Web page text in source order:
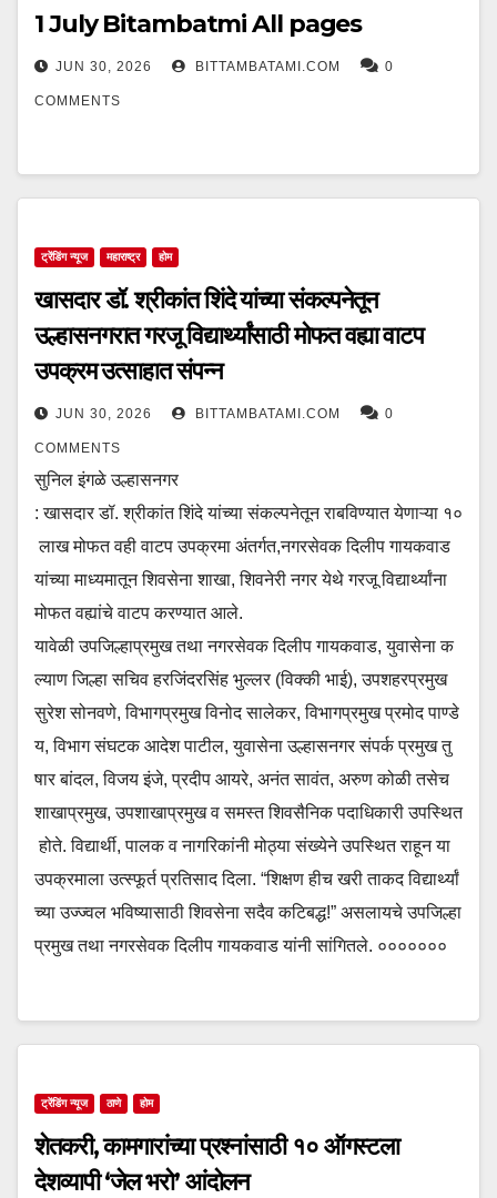
1 July Bitambatmi All pages
JUN 30, 2026 BITTAMBATAMI.COM 0
COMMENTS
ट्रेंडिंग न्यूज महाराष्ट्र होम
खासदार डॉ. श्रीकांत शिंदे यांच्या संकल्पनेतून
उल्हासनगरात गरजू विद्यार्थ्यांसाठी मोफत वह्या वाटप
उपक्रम उत्साहात संपन्न
JUN 30, 2026 BITTAMBATAMI.COM 0
COMMENTS
सुनिल इंगळे उल्हासनगर
: खासदार डॉ. श्रीकांत शिंदे यांच्या संकल्पनेतून राबविण्यात येणाऱ्या १०
लाख मोफत वही वाटप उपक्रमा अंतर्गत,नगरसेवक दिलीप गायकवाड
यांच्या माध्यमातून शिवसेना शाखा, शिवनेरी नगर येथे गरजू विद्यार्थ्यांना
मोफत वह्यांचे वाटप करण्यात आले.
यावेळी उपजिल्हाप्रमुख तथा नगरसेवक दिलीप गायकवाड, युवासेना क
ल्याण जिल्हा सचिव हरजिंदरसिंह भुल्लर (विक्की भाई), उपशहरप्रमुख
सुरेश सोनवणे, विभागप्रमुख विनोद सालेकर, विभागप्रमुख प्रमोद पाण्डे
य, विभाग संघटक आदेश पाटील, युवासेना उल्हासनगर संपर्क प्रमुख तु
षार बांदल, विजय इंजे, प्रदीप आयरे, अनंत सावंत, अरुण कोळी तसेच
शाखाप्रमुख, उपशाखाप्रमुख व समस्त शिवसैनिक पदाधिकारी उपस्थित
होते. विद्यार्थी, पालक व नागरिकांनी मोठ्या संख्येने उपस्थित राहून या
उपक्रमाला उत्स्फूर्त प्रतिसाद दिला. “शिक्षण हीच खरी ताकद विद्यार्थ्यां
च्या उज्ज्वल भविष्यासाठी शिवसेना सदैव कटिबद्ध!” असलायचे उपजिल्हा
प्रमुख तथा नगरसेवक दिलीप गायकवाड यांनी सांगितले. ०००००००
ट्रेंडिंग न्यूज ठाणे होम
शेतकरी, कामगारांच्या प्रश्नांसाठी १० ऑगस्टला
देशव्यापी ‘जेल भरो’ आंदोलन